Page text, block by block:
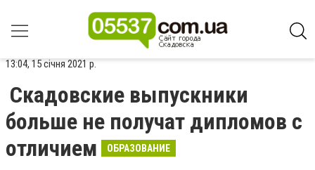
13:04, 15 січня 2021 р.
Скадовские выпускники
больше не получат дипломов с
отличием
ОБРАЗОВАНИЕ